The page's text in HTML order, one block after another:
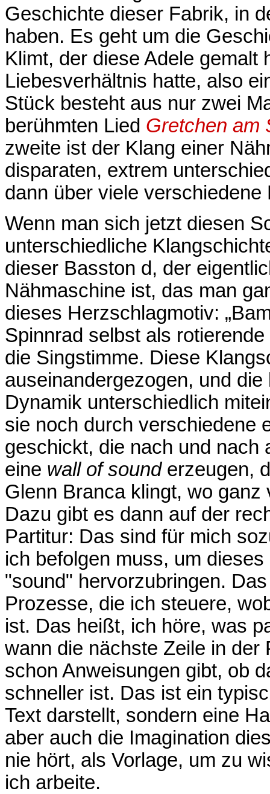
Geschichte dieser Fabrik, in
haben. Es geht um die
Klimt, der diese Adele gemalt
Liebesverhältnis hatte, also
Stück besteht aus nur zwei
berühmten Lied Gretchen am
zweite ist der Klang einer
disparaten, extrem
dann über viele
Wenn man sich jetzt diesen
unterschiedliche
dieser Basston d, der
Nähmaschine ist, das man
dieses Herzschlagmotiv:
Spinnrad selbst als
die Singstimme. Diese
auseinandergezogen, und
Dynamik unterschiedlich
sie noch durch verschiedene
geschickt, die nach und nach
eine wall of sounderzeugen,
Glenn Branca klingt, wo
Dazu gibt es dann auf der
Partitur: Das sind für mich
ich befolgen muss, um
"sound" hervorzubringen.
Prozesse, die ich steuere,
ist. Das heißt, ich höre, was
wann die nächste Zeile in
schon Anweisungen gibt, ob
schneller ist. Das ist ein
Text darstellt, sondern eine
aber auch die Imagination
nie hört, als Vorlage, um zu
ich arbeite.